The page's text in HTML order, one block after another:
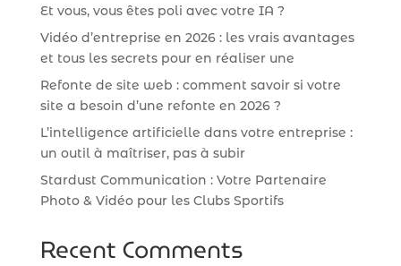
Et vous, vous êtes poli avec votre IA ?
Vidéo d’entreprise en 2026 : les vrais avantages
et tous les secrets pour en réaliser une
Refonte de site web : comment savoir si votre
site a besoin d’une refonte en 2026 ?
L’intelligence artificielle dans votre entreprise :
un outil à maîtriser, pas à subir
Stardust Communication : Votre Partenaire
Photo & Vidéo pour les Clubs Sportifs
Recent Comments